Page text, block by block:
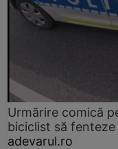
Urmărire comică
biciclist să
adevarul.ro